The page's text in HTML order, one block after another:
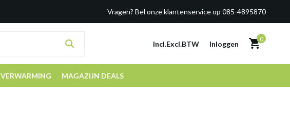
Vragen? Bel onze klantenservice op 085-4895870
Incl.Excl.BTW Inloggen
0
VERWARMING MAGAZIJN DEALS